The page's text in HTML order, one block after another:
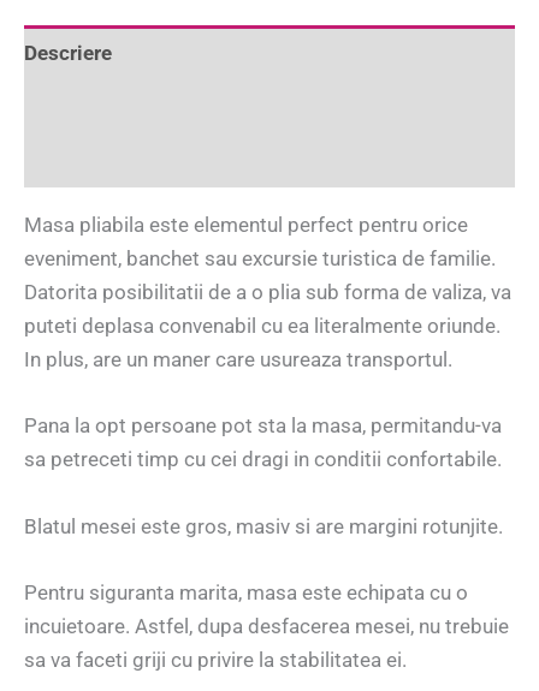
Descriere
Masa pliabila este elementul perfect pentru orice
eveniment, banchet sau excursie turistica de familie.
Datorita posibilitatii de a o plia sub forma de valiza, va
puteti deplasa convenabil cu ea literalmente oriunde.
In plus, are un maner care usureaza transportul.
Pana la opt persoane pot sta la masa, permitandu-va
sa petreceti timp cu cei dragi in conditii confortabile.
Blatul mesei este gros, masiv si are margini rotunjite.
Pentru siguranta marita, masa este echipata cu o
incuietoare. Astfel, dupa desfacerea mesei, nu trebuie
sa va faceti griji cu privire la stabilitatea ei.